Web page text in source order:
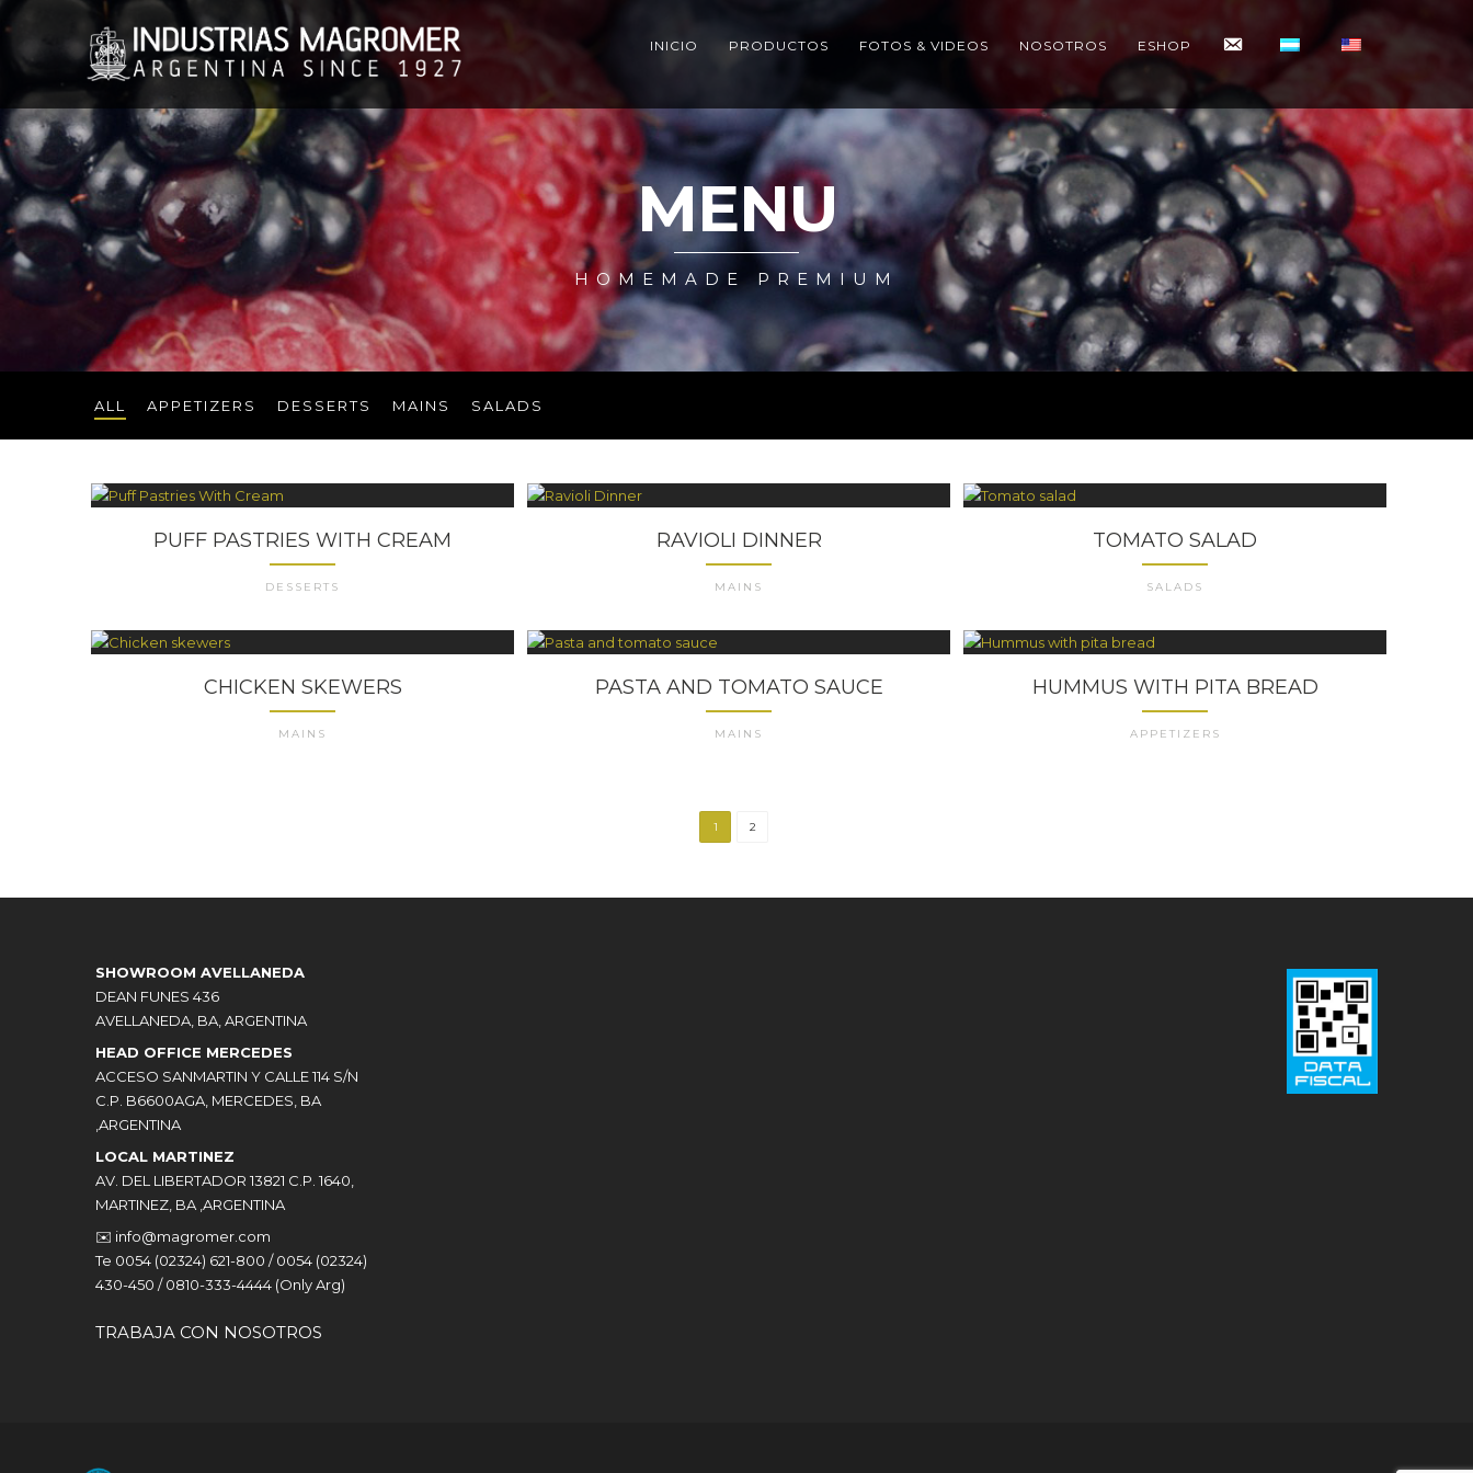
INICIO PRODUCTOS FOTOS & VIDEOS NOSOTROS ESHOP CONTACTO
MENU
HOMEMADE PREMIUM
ALL APPETIZERS DESSERTS MAINS SALADS
PUFF PASTRIES WITH CREAM
DESSERTS
RAVIOLI DINNER
MAINS
TOMATO SALAD
SALADS
CHICKEN SKEWERS
MAINS
PASTA AND TOMATO SAUCE
MAINS
HUMMUS WITH PITA BREAD
APPETIZERS
1 2
SHOWROOM AVELLANEDA
DEAN FUNES 436
AVELLANEDA, BA, ARGENTINA
HEAD OFFICE MERCEDES
ACCESO SANMARTIN Y CALLE 114 S/N
C.P. B6600AGA, MERCEDES, BA
,ARGENTINA
LOCAL MARTINEZ
AV. DEL LIBERTADOR 13821 C.P. 1640,
MARTINEZ, BA ,ARGENTINA
✉️ info@magromer.com
Te 0054 (02324) 621-800 / 0054 (02324)
430-450 / 0810-333-4444 (Only Arg)
TRABAJA CON NOSOTROS